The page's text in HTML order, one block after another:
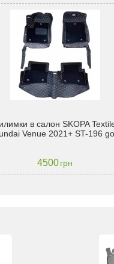
в салон SKOPA
Venue 2021+ ST-196
4500грн